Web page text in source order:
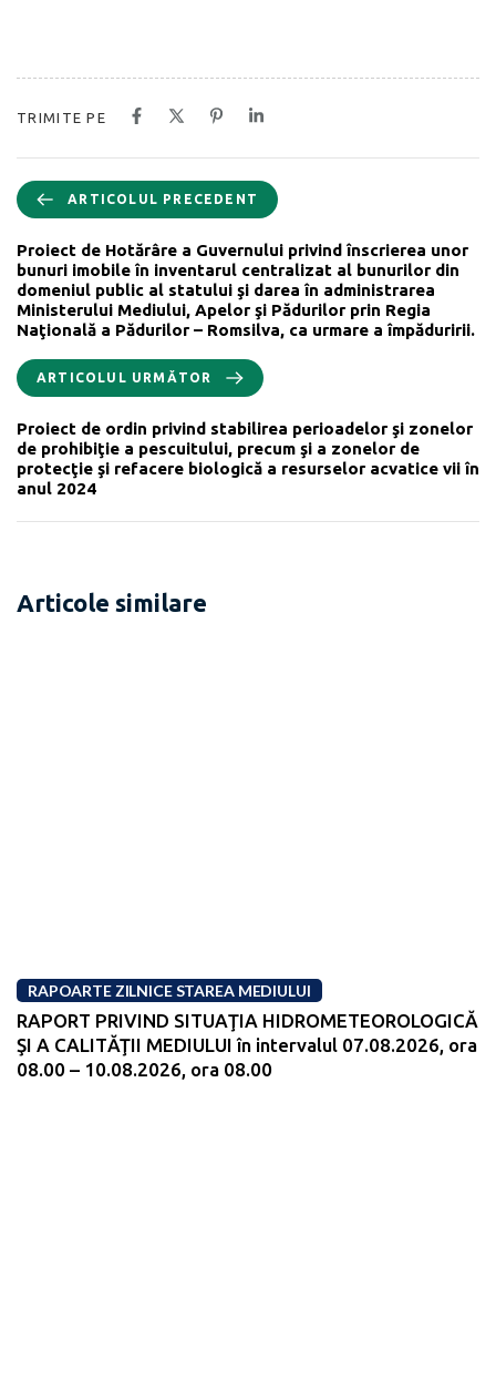
TRIMITE PE
ARTICOLUL PRECEDENT
Proiect de Hotărâre a Guvernului privind înscrierea unor
bunuri imobile în inventarul centralizat al bunurilor din
domeniul public al statului şi darea în administrarea
Ministerului Mediului, Apelor şi Pădurilor prin Regia
Naţională a Pădurilor – Romsilva, ca urmare a împăduririi.
ARTICOLUL URMĂTOR
Proiect de ordin privind stabilirea perioadelor şi zonelor
de prohibiţie a pescuitului, precum şi a zonelor de
protecţie şi refacere biologică a resurselor acvatice vii în
anul 2024
Articole similare
RAPOARTE ZILNICE STAREA MEDIULUI
RAPORT PRIVIND SITUAŢIA HIDROMETEOROLOGICĂ
ŞI A CALITĂŢII MEDIULUI în intervalul 07.08.2026, ora
08.00 – 10.08.2026, ora 08.00